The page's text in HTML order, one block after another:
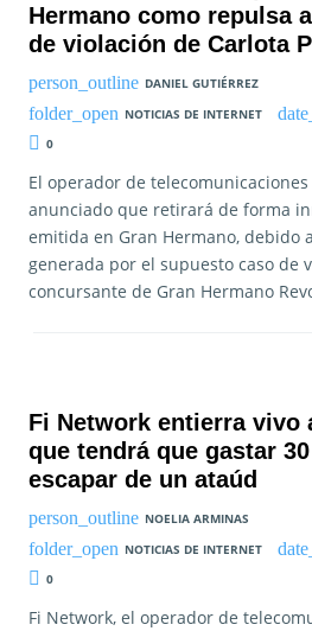
Hermano como repulsa
de violación de Carlota
DANIEL GUTIÉRREZ
NOTICIAS DE INTERNET
0
El operador de
anunciado que retirará de forma
emitida en Gran Hermano, debido
generada por el supuesto caso de
concursante de Gran Hermano
Fi Network entierra vivo
que tendrá que gastar
escapar de un ataúd
NOELIA ARMINAS
NOTICIAS DE INTERNET
0
Fi Network, el operador de